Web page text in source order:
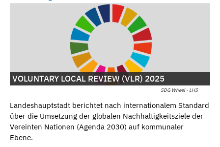
SDG Wheel - LHS
VOLUNTARY LOCAL REVIEW (VLR) 2025
Landeshauptstadt berichtet nach internationalem Standard
über die Umsetzung der globalen Nachhaltigkeitsziele der
Vereinten Nationen (Agenda 2030) auf kommunaler
Ebene.